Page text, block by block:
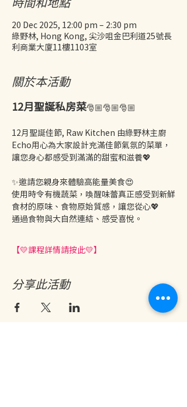
20 Dec 2025, 12:00 pm – 2:30 pm
綠野林, Hong Kong, 尖沙咀金巴利道25號長
利商業大廈11樓1103室
關於本活動
12月聖誕私房菜🎅🏼🎅🏼🎅🏼
12月聖誕佳節, Raw Kitchen 由綠野林主廚
Echo用心為大家設計充滿佳節氣氛的菜單，
讓您身心都感受到滿滿的甜蜜和滋養💖
✨邀請您親身來體驗高能量美食😍
使用時令有機蔬菜，喚醒味蕾真正感受到新鮮
食材的原味、食物原始質感，讓您從心💖
通過食物與大自然連結、感受喜悅。
【💛課程詳情請按此💛】
分享此活動